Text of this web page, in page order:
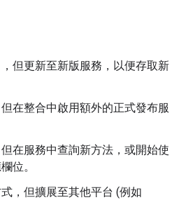
但更新至新版服務，以便存取新
在整合中啟用額外的正式發布服
在服務中查詢新方法，或開始使
位。
，但擴展至其他平台 (例如